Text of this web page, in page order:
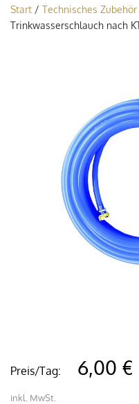
Start / Technisches Zubehör
Trinkwasserschlauch nach
Preis/Tag: 6,00 €
inkl. MwSt.